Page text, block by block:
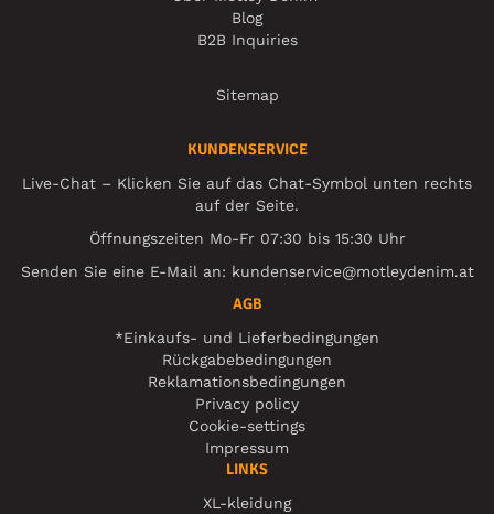
Blog
B2B Inquiries
Sitemap
KUNDENSERVICE
Live-Chat – Klicken Sie auf das Chat-Symbol unten rechts
auf der Seite.
Öffnungszeiten Mo-Fr 07:30 bis 15:30 Uhr
Senden Sie eine E-Mail an: kundenservice@motleydenim.at
AGB
*Einkaufs- und Lieferbedingungen
Rückgabebedingungen
Reklamationsbedingungen
Privacy policy
Cookie-settings
Impressum
LINKS
XL-kleidung